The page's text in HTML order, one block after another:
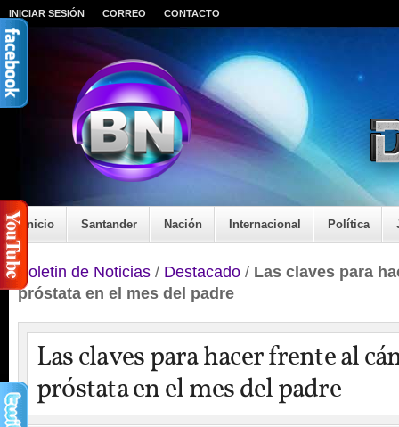
INICIAR SESIÓN CORREO CONTACTO
Inicio Santander Nación Internacional Política
Boletin de Noticias / Destacado / Las claves para
próstata en el mes del padre
Las claves para hacer frente al
próstata en el mes del padre